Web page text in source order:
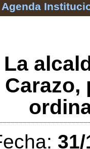
Agenda
La
Carazo,